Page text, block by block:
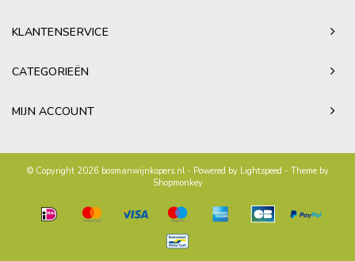
KLANTENSERVICE
CATEGORIEËN
MIJN ACCOUNT
© Copyright 2026 bosmanwijnkopers.nl - Powered by Lightspeed - Theme by
Shopmonkey